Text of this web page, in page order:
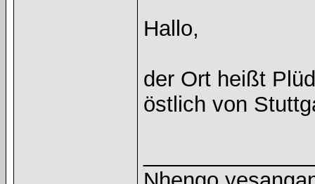
Hallo,
der Ort heißt
östlich von